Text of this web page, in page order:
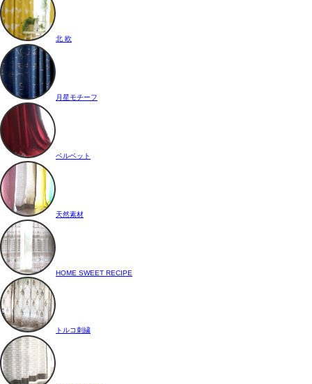
北 欧
月星モチーフ
ベルベット
天然素材
HOME SWEET RECIPE
トルコ刺繍